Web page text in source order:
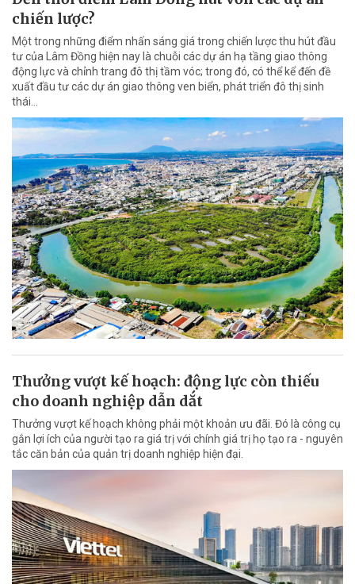
chiến lược?
Một trong những điểm nhấn sáng giá trong chiến lược thu hút đầu
tư của Lâm Đồng hiện nay là chuỗi các dự án hạ tầng giao thông
động lực và chỉnh trang đô thị tầm vóc; trong đó, có thể kể đến đề
xuất đầu tư các dự án giao thông ven biển, phát triển đô thị sinh
thái…
Thưởng vượt kế hoạch: động lực còn thiếu
cho doanh nghiệp dẫn dắt
Thưởng vượt kế hoạch không phải một khoản ưu đãi. Đó là công cụ
gắn lợi ích của người tạo ra giá trị với chính giá trị họ tạo ra - nguyên
tắc căn bản của quản trị doanh nghiệp hiện đại.